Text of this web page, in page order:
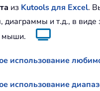
из Kutools для Excel.
и т.д., в виде
мыши.
использование
использование